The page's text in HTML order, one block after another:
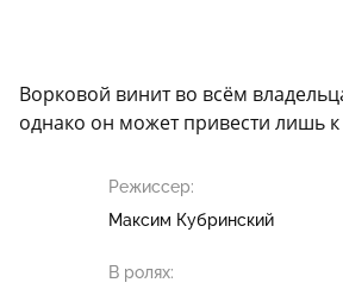
Ворковой винит во всём
однако он может привести лишь
Режиссер:
Максим Кубринский
В ролях: